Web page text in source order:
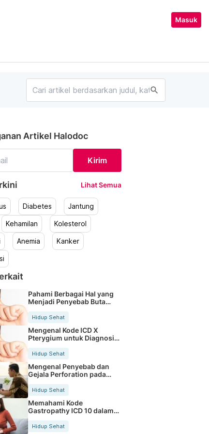
Masuk
search
Artikel Halodoc
Kirim
Lihat Semua
Diabetes Jantung
Kehamilan Kolesterol
Anemia Kanker
Pahami Berbagai Hal yang
Menjadi Penyebab Buta
Hidup Sehat
Mengenal Kode ICD X
Pterygium untuk Diagnosis
Hidup Sehat
Mengenal Penyebab dan
Gejala Perforation pada
Tubuh
Hidup Sehat
Memahami Kode
Gastropathy ICD 10 dalam
Rekam Medis Pasien
Hidup Sehat